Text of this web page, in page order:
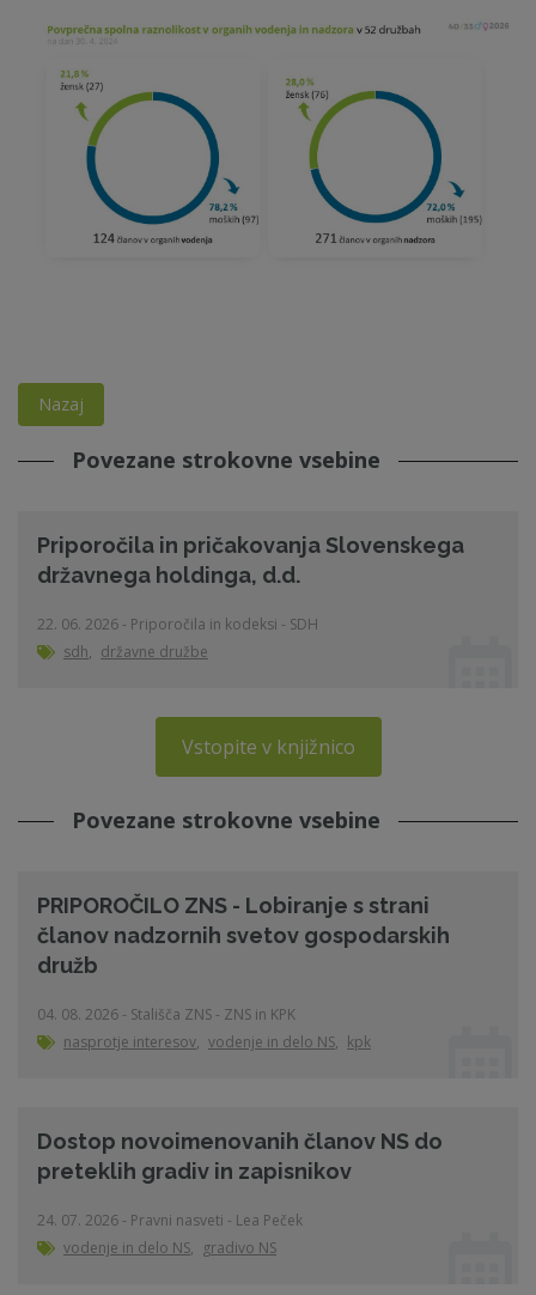
Nazaj
Povezane strokovne vsebine
Priporočila in pričakovanja Slovenskega
državnega holdinga, d.d.
22. 06. 2026 - Priporočila in kodeksi - SDH
sdh, državne družbe
Vstopite v knjižnico
Povezane strokovne vsebine
PRIPOROČILO ZNS - Lobiranje s strani
članov nadzornih svetov gospodarskih
družb
04. 08. 2026 - Stališča ZNS - ZNS in KPK
nasprotje interesov, vodenje in delo NS, kpk
Dostop novoimenovanih članov NS do
preteklih gradiv in zapisnikov
24. 07. 2026 - Pravni nasveti - Lea Peček
vodenje in delo NS, gradivo NS